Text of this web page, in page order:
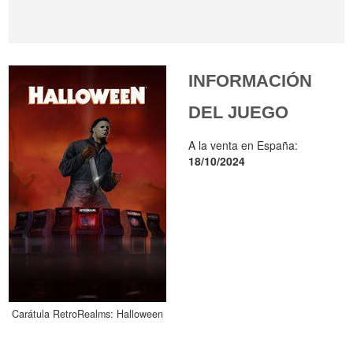
Carátula RetroRealms: Halloween
INFORMACIÓN
DEL JUEGO
A la venta en España:
18/10/2024